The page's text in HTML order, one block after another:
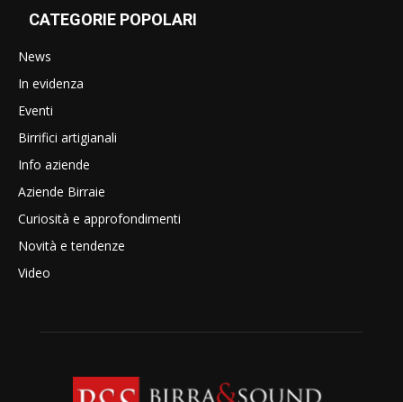
CATEGORIE POPOLARI
News
In evidenza
Eventi
Birrifici artigianali
Info aziende
Aziende Birraie
Curiosità e approfondimenti
Novità e tendenze
Video